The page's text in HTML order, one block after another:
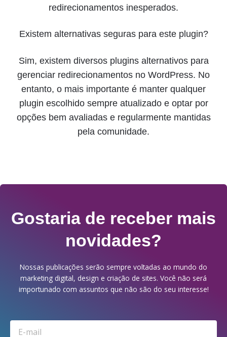
redirecionamentos inesperados.
Existem alternativas seguras para este plugin?
Sim, existem diversos plugins alternativos para
gerenciar redirecionamentos no WordPress. No
entanto, o mais importante é manter qualquer
plugin escolhido sempre atualizado e optar por
opções bem avaliadas e regularmente mantidas
pela comunidade.
Gostaria de receber mais
novidades?
Nossas publicações serão sempre voltadas ao mundo do
marketing digital, design e criação de sites. Você não será
importunado com assuntos que não são do seu interesse!
Email